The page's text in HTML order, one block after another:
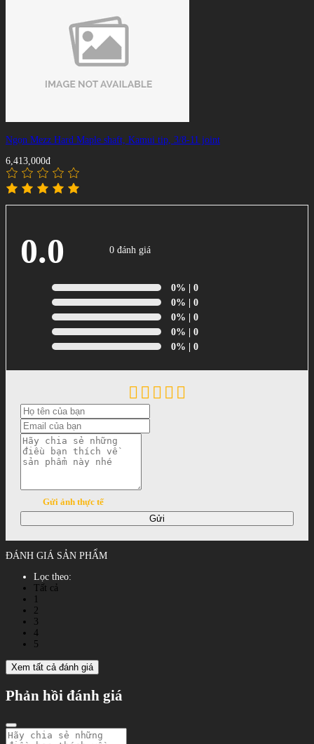
Ngọn Mezz Hard Maple shaft, Kamui tip, 3/8-11 joint
6,413,000đ
0.0 0 đánh giá
0% | 0
0% | 0
0% | 0
0% | 0
0% | 0
Gửi ảnh thực tế
Gửi
ĐÁNH GIÁ SẢN PHẨM
Lọc theo:
Tất cả
2
3
4
5
Xem tất cả đánh giá
Phản hồi đánh giá